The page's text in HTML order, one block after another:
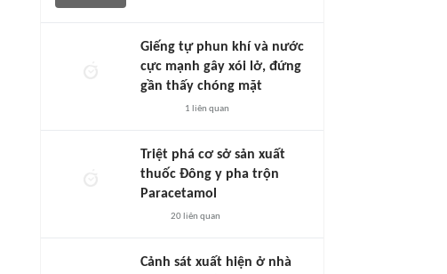
Giếng tự phun khí và nước
cực mạnh gây xói lở, đứng
gần thấy chóng mặt
1 liên quan
Triệt phá cơ sở sản xuất
thuốc Đông y pha trộn
Paracetamol
20liên quan
Cảnh sát xuất hiện ở nhà